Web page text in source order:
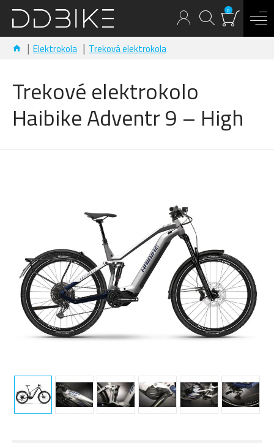
0
Elektrokola Treková elektrokola
Trekové elektrokolo
Haibike Adventr 9 – High